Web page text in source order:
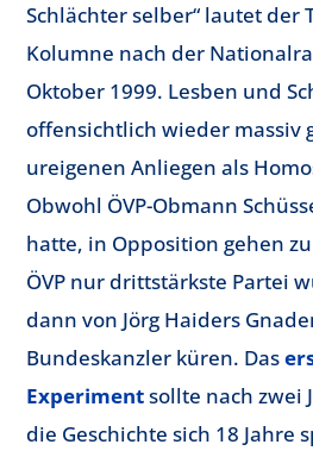
Schlächter selber“ lautet der
Kolumne nach der
Oktober 1999. Lesben und
offensichtlich wieder massiv
ureigenen Anliegen als
Obwohl ÖVP-Obmann
hatte, in Opposition gehen
ÖVP nur drittstärkste Partei
dann von Jörg Haiders
Bundeskanzler küren. Das
Experimentsollte nach zwei
die Geschichte sich 18 Jahre